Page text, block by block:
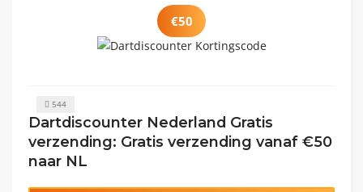
€50
544
Dartdiscounter Nederland Gratis
verzending: Gratis verzending vanaf €50
naar NL